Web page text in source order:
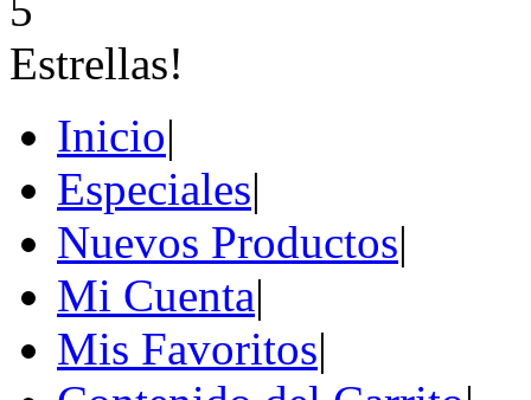
Inicio|
Especiales|
Nuevos Productos|
Mi Cuenta|
Mis Favoritos|